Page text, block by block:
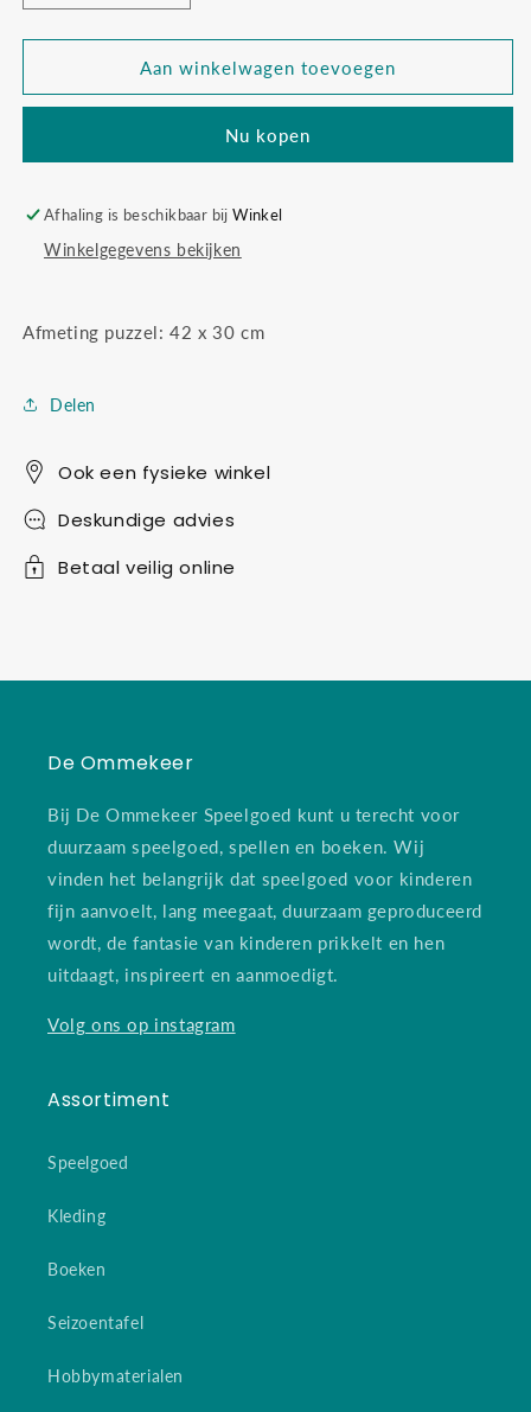
verlagen
voor
puzzel
verhogen
voor
Djeco
puzzel
Aan winkelwagen toevoegen
Nu kopen
Afhaling is beschikbaar bijWinkel
Winkelgegevens bekijken
Afmeting puzzel: 42 x 30 cm
Delen
Ook een fysieke winkel
Deskundige advies
Betaal veilig online
De Ommekeer
Bij De Ommekeer Speelgoed kunt u terecht voor
duurzaam speelgoed, spellen en boeken. Wij
vinden het belangrijk dat speelgoed voor kinderen
fijn aanvoelt, lang meegaat, duurzaam geproduceerd
wordt, de fantasie van kinderen prikkelt en hen
uitdaagt, inspireert en aanmoedigt.
Volg ons op instagram
Assortiment
Speelgoed
Kleding
Boeken
Seizoentafel
Hobbymaterialen